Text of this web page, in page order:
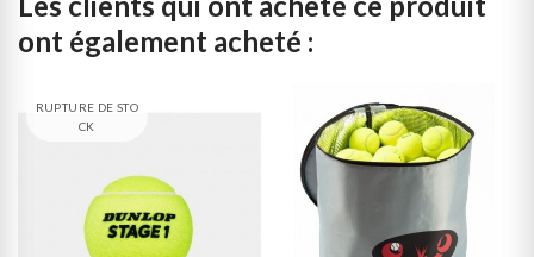
ont également acheté :
RUPTURE DE STO
CK